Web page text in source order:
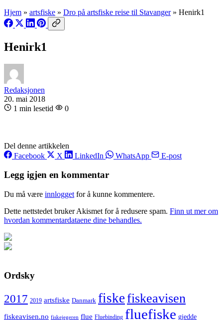
Hjem » artsfiske » Dro på artsfiske reise til Stavanger» Henirk1
Henirk1
Redaksjonen
20. mai 2018
1 min lesetid
0
Del denne artikkelen
Facebook
X LinkedIn WhatsApp E-post
Legg igjen en kommentar
Du må være innlogget for å kunne kommentere.
Dette nettstedet bruker Akismet for å redusere spam. Finn ut mer om
hvordan kommentardataene dine behandles.
Ordsky
2017 2019 artsfiske Danmark fiskefiskeavisen
fiskeavisen.no fiskejegeren flue Fluebinding fluefiske gjedde